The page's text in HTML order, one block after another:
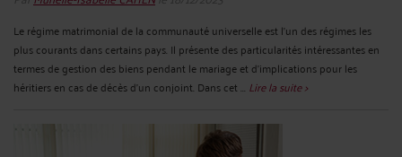
Le régime matrimonial de la communauté universelle est l'un des régimes les
plus courants dans certains pays. Il présente des particularités intéressantes en
termes de gestion des biens pendant le mariage et d'implications pour les
héritiers en cas de décès d'un conjoint. Dans cet ... Lire la suite >